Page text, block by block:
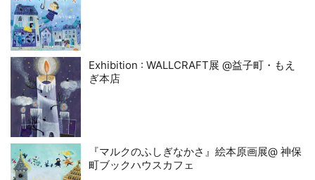
Exhibition : WALLCRAFT展 @益子町・もえ
ぎ本店
『マルクのふしぎなかさ』絵本原画展@ 神保
町ブックハウスカフェ